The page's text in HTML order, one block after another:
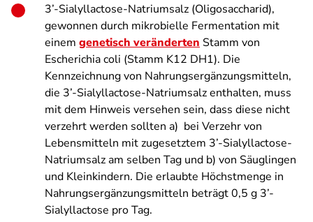
3’-Sialyllactose-Natriumsalz (Oligosaccharid),
gewonnen durch mikrobielle Fermentation mit
einem genetisch veränderten Stamm von
Escherichia coli (Stamm K12 DH1). Die
Kennzeichnung von Nahrungsergänzungsmitteln,
die 3’-Sialyllactose-Natriumsalz enthalten, muss
mit dem Hinweis versehen sein, dass diese nicht
verzehrt werden sollten a) bei Verzehr von
Lebensmitteln mit zugesetztem 3’-Sialyllactose-
Natriumsalz am selben Tag und b) von Säuglingen
und Kleinkindern. Die erlaubte Höchstmenge in
Nahrungsergänzungsmitteln beträgt 0,5 g 3’-
Sialyllactose pro Tag.